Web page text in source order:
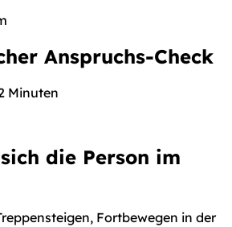
Anspruchs-Check
Minuten
die Person im
Fortbewegen in der